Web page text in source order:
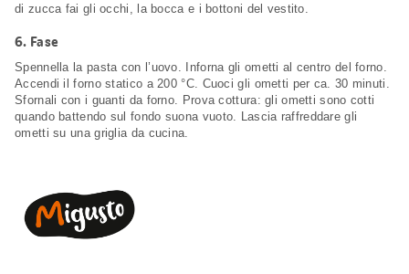
di zucca fai gli occhi, la bocca e i bottoni del vestito.
6. Fase
Spennella la pasta con l’uovo. Inforna gli ometti al centro del forno.
Accendi il forno statico a 200 °C. Cuoci gli ometti per ca. 30 minuti.
Sfornali con i guanti da forno. Prova cottura: gli ometti sono cotti
quando battendo sul fondo suona vuoto. Lascia raffreddare gli
ometti su una griglia da cucina.